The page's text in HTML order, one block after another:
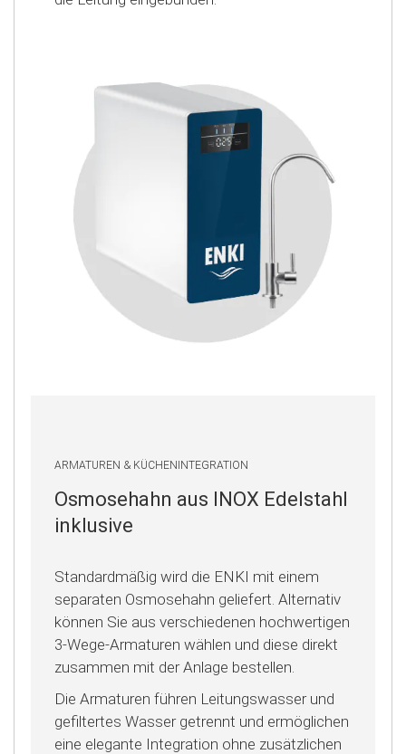
ARMATUREN & KÜCHENINTEGRATION
Osmosehahn aus INOX Edelstahl
inklusive
Standardmäßig wird die ENKI mit einem
separaten Osmosehahn geliefert. Alternativ
können Sie aus verschiedenen hochwertigen
3-Wege-Armaturen wählen und diese direkt
zusammen mit der Anlage bestellen.
Die Armaturen führen Leitungswasser und
gefiltertes Wasser getrennt und ermöglichen
eine elegante Integration ohne zusätzlichen